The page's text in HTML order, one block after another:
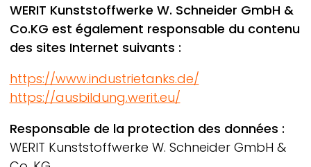
WERIT Kunststoffwerke W. Schneider GmbH &
Co.KG est également responsable du contenu
des sites Internet suivants :
https://www.industrietanks.de/
https://ausbildung.werit.eu/
Responsable de la protection des données :
WERIT Kunststoffwerke W. Schneider GmbH &